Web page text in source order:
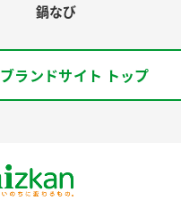
鍋なび
ブランドサイト トップ